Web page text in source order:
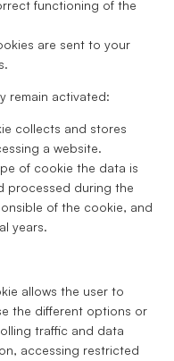
functioning of the
are sent to your
remain activated:
collects and stores
a website.
of cookie the data is
processed during the
of the cookie, and
years.
allows the user to
the different options or
traffic and data
accessing restricted